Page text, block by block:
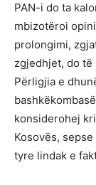
PAN-i do ta
mbizotëroi
prolongimi,
zgjedhjet, do të
Përligjia e
konsiderohej
Kosovës,
tyre lindak e